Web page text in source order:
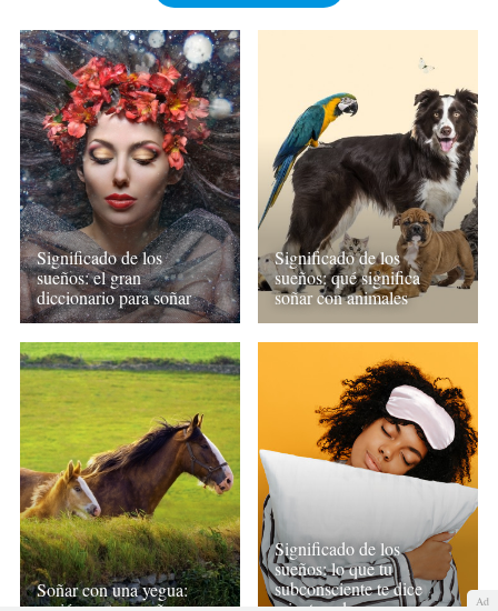
Significado de los
sueños: el gran
diccionario para soñar
Significado de los
sueños: qué significa
soñar con animales
Soñar con una yegua:
Significado de los
sueños: lo que tu
subconsciente te dice
Ad